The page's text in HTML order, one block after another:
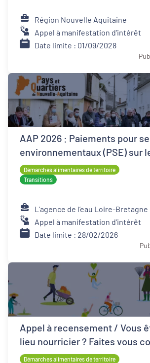
Région Nouvelle Aquitaine
Appel à manifestation d'intérêt
Date limite : 01/09/2028
AAP 2026 : Paiements pour
environnementaux (PSE) sur
Loire-Bretagne
Démarches alimentaires de territoire
Transitions
L’agence de l’eau Loire-Bretagne
Appel à manifestation d'intérêt
Date limite : 28/02/2026
Appel à recensement / Vous
lieu nourricier ? Faites vous
Démarches alimentaires de territoire